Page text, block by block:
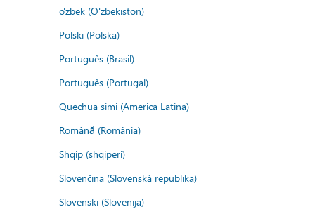
o'zbek (O'zbekiston)
Polski (Polska)
Português (Brasil)
Português (Portugal)
Quechua simi (America Latina)
Română (România)
Shqip (shqipëri)
Slovenčina (Slovenská republika)
Slovenski (Slovenija)